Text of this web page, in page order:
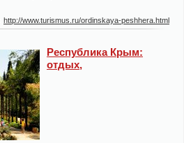
http://www.turismus.ru/ordinskaya-peshhera.html
Республика Крым:
отдых,